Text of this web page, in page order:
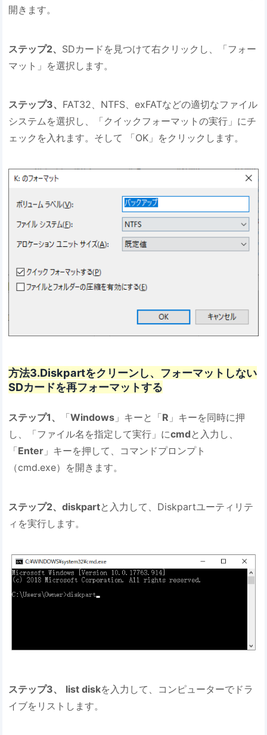
開きます。
ステップ2、 SDカードを見つけて右クリックし、「フォー
マット」を選択します。
ステップ3、 FAT32、NTFS、exFATなどの適切なファイル
システムを選択し、「クイックフォーマットの実行」にチ
ェックを入れます。そして 「OK」をクリックします。
方法3.Diskpartをクリーンし、フォーマットしない
SDカードを再フォーマットする
ステップ1、 「Windows 」キーと「R 」キーを同時に押
し、「ファイル名を指定して実行」にcmdと入力し、
「Enter 」キーを押して、コマンドプロンプト
（cmd.exe）を開きます。
ステップ2、diskpartと入力して、Diskpartユーティリテ
ィを実行します。
ステップ3、 list diskを入力して、コンピューターでドラ
イブをリストします。